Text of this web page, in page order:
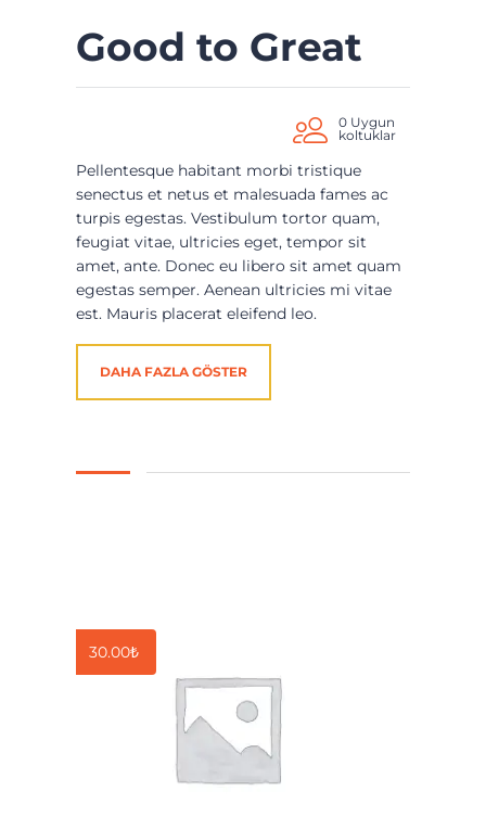
Good to Great
0 Uygun
koltuklar
Pellentesque habitant morbi tristique
senectus et netus et malesuada fames ac
turpis egestas. Vestibulum tortor quam,
feugiat vitae, ultricies eget, tempor sit
amet, ante. Donec eu libero sit amet quam
egestas semper. Aenean ultricies mi vitae
est. Mauris placerat eleifend leo.
DAHA FAZLA GÖSTER
30.00₺